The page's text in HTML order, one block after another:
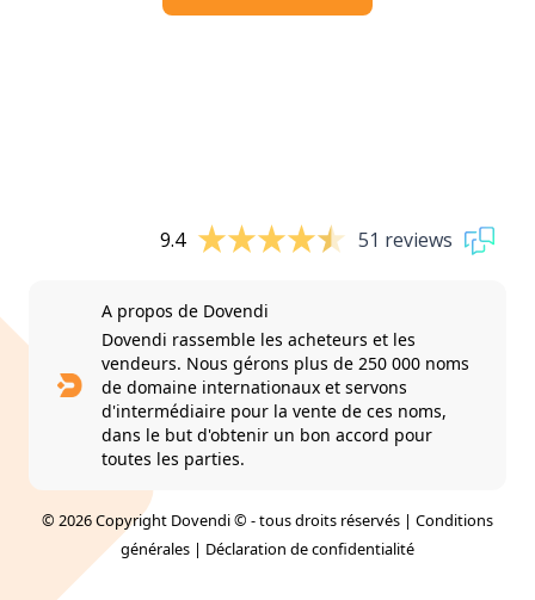
9.4 51 reviews
A propos de Dovendi
Dovendi rassemble les acheteurs et les
vendeurs. Nous gérons plus de 250 000 noms
de domaine internationaux et servons
d'intermédiaire pour la vente de ces noms,
dans le but d'obtenir un bon accord pour
toutes les parties.
© 2026 Copyright Dovendi © - tous droits réservés | Conditions
générales | Déclaration de confidentialité